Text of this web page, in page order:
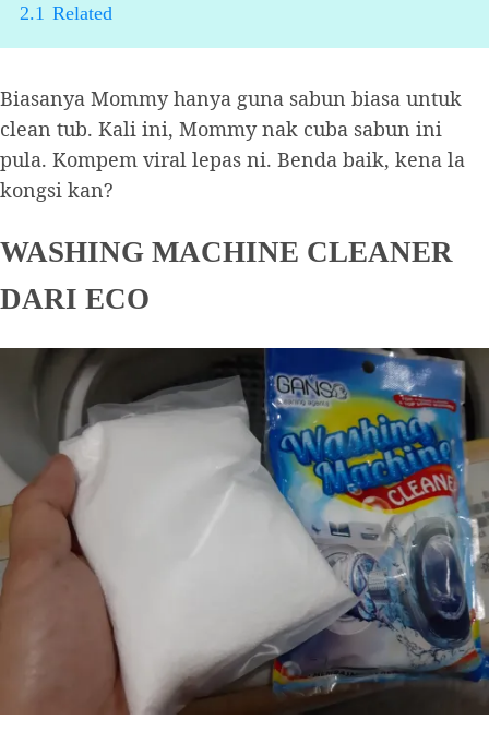
2.1 Related
Biasanya Mommy hanya guna sabun biasa untuk
clean tub. Kali ini, Mommy nak cuba sabun ini
pula. Kompem viral lepas ni. Benda baik, kena la
kongsi kan?
WASHING MACHINE CLEANER
DARI ECO